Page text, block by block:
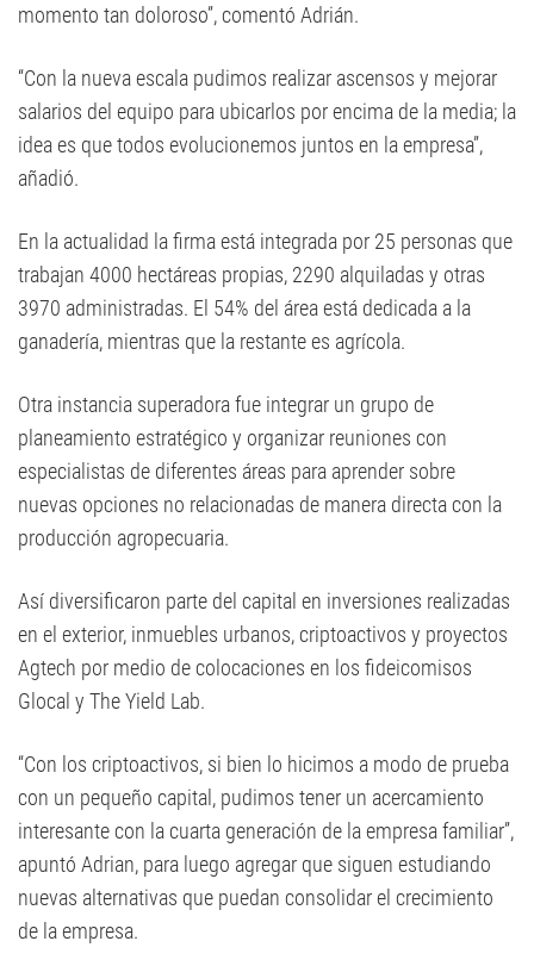
momento tan doloroso”, comentó Adrián.
“Con la nueva escala pudimos realizar ascensos y mejorar
salarios del equipo para ubicarlos por encima de la media; la
idea es que todos evolucionemos juntos en la empresa”,
añadió.
En la actualidad la firma está integrada por 25 personas que
trabajan 4000 hectáreas propias, 2290 alquiladas y otras
3970 administradas. El 54% del área está dedicada a la
ganadería, mientras que la restante es agrícola.
Otra instancia superadora fue integrar un grupo de
planeamiento estratégico y organizar reuniones con
especialistas de diferentes áreas para aprender sobre
nuevas opciones no relacionadas de manera directa con la
producción agropecuaria.
Así diversificaron parte del capital en inversiones realizadas
en el exterior, inmuebles urbanos, criptoactivos y proyectos
Agtech por medio de colocaciones en los fideicomisos
Glocal y The Yield Lab.
“Con los criptoactivos, si bien lo hicimos a modo de prueba
con un pequeño capital, pudimos tener un acercamiento
interesante con la cuarta generación de la empresa familiar”,
apuntó Adrian, para luego agregar que siguen estudiando
nuevas alternativas que puedan consolidar el crecimiento
de la empresa.